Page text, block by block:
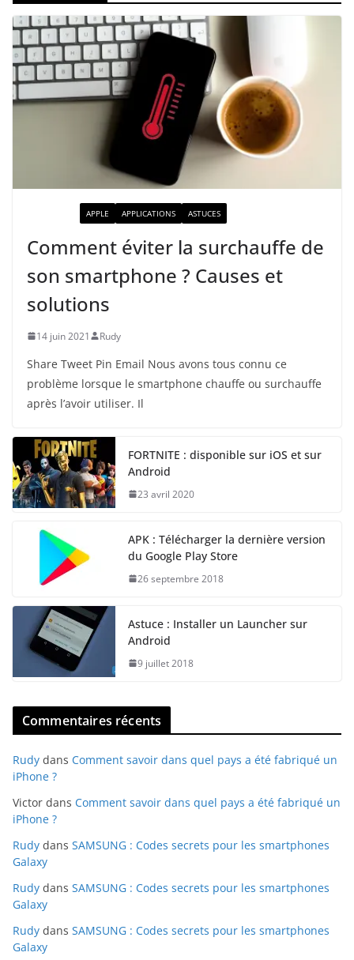
APPLE APPLICATIONS ASTUCES
Comment éviter la surchauffe de
son smartphone ? Causes et
solutions
14 juin 2021 Rudy
Share Tweet Pin Email Nous avons tous connu ce
problème lorsque le smartphone chauffe ou surchauffe
après l’avoir utiliser. Il
FORTNITE : disponible sur iOS et sur
Android
23 avril 2020
APK : Télécharger la dernière version
du Google Play Store
26 septembre 2018
Astuce : Installer un Launcher sur
Android
9 juillet 2018
Commentaires récents
Rudy dans Comment savoir dans quel pays a été fabriqué un
iPhone ?
Victor dans Comment savoir dans quel pays a été fabriqué un
iPhone ?
Rudy dans SAMSUNG : Codes secrets pour les smartphones
Galaxy
Rudy dans SAMSUNG : Codes secrets pour les smartphones
Galaxy
Rudy dans SAMSUNG : Codes secrets pour les smartphones
Galaxy